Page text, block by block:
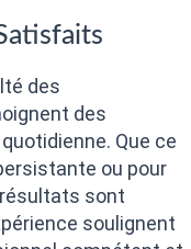
des
des
Que ce
ou pour
sont
soulignent